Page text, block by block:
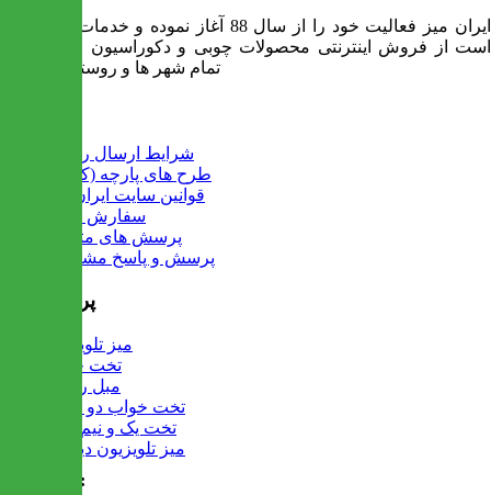
ایران میز فعالیت خود را از سال 88 آغاز نموده و خدمات آن عبارت
است از فروش اینترنتی محصولات چوبی و دکوراسیون و ارسال به
تمام شهر ها و روستاهای کشور
شرایط ارسال رایگان
طرح های پارچه (کالیته)
قوانین سایت ایران میز
سفارش عمده
پرسش های متداول
پرسش و پاسخ مشتریان
پرفروش ها
میز تلویزیون
تخت خواب
مبل راحتی
تخت خواب دو طبقه
تخت یک و نیم نفره
میز تلویزیون دیواری
تماس با ما :